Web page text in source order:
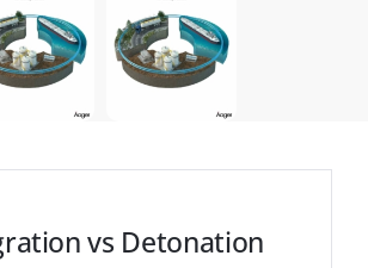
vs Detonation